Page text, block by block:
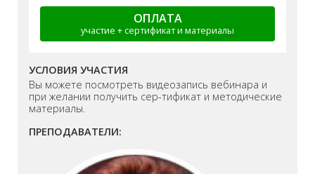
ОПЛАТА
участие + сертификат и материалы
УСЛОВИЯ УЧАСТИЯ
Вы можете посмотреть видеозапись вебинара и
при желании получить сер-тификат и методические
материалы.
ПРЕПОДАВАТЕЛИ: